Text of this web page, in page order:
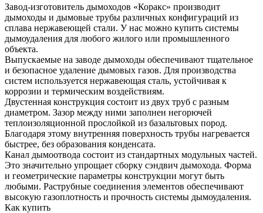
Завод-изготовитель дымоходов «Коракс» производит
дымоходы и дымовые трубы различных конфигураций из
сплава нержавеющей стали. У нас можно купить системы
дымоудаления для любого жилого или промышленного
объекта.
Выпускаемые на заводе дымоходы обеспечивают тщательное
и безопасное удаление дымовых газов. Для производства
систем используется нержавеющая сталь, устойчивая к
коррозии и термическим воздействиям.
Двустенная конструкция состоит из двух труб с разным
диаметром. Зазор между ними заполнен негорючей
теплоизоляционной прослойкой из базальтовых пород.
Благодаря этому внутренняя поверхность трубы нагревается
быстрее, без образования конденсата.
Канал дымоотвода состоит из стандартных модульных частей.
Это значительно упрощает сборку сэндвич дымохода. Форма
и геометрические параметры конструкции могут быть
любыми. Раструбные соединения элементов обеспечивают
высокую газоплотность и прочность системы дымоудаления.
Как купить